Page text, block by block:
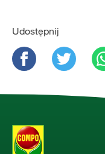
Udostępnij